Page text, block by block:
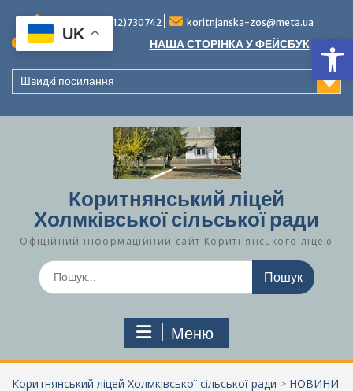
вмісту
Тел./факс (0312)730742 koritnjanska-zos@meta.ua
Повідомлення: НАША СТОРІНКА У ФЕЙСБУК
Швидкі посилання
Коритнянський ліцей
Холмківської сільської ради
Офіційний інформаційний сайт Коритнянського ліцею
Шукати:
Меню
Коритнянський ліцей Холмківської сільської ради > НОВИНИ
UK